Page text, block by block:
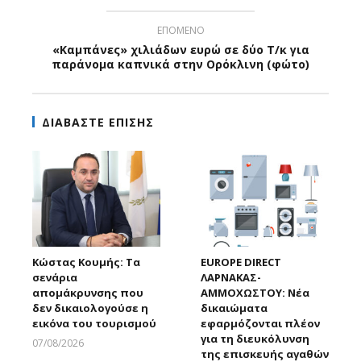
ΕΠΟΜΕΝΟ
«Καμπάνες» χιλιάδων ευρώ σε δύο Τ/κ για
παράνομα καπνικά στην Ορόκλινη (φώτο)
ΔΙΑΒΑΣΤΕ ΕΠΙΣΗΣ
Κώστας Κουμής: Τα
σενάρια
απομάκρυνσης που
δεν δικαιολογούσε η
εικόνα του τουρισμού
07/08/2026
EUROPE DIRECT
ΛΑΡΝΑΚΑΣ-
ΑΜΜΟΧΩΣΤΟΥ: Νέα
δικαιώματα
εφαρμόζονται πλέον
για τη διευκόλυνση
της επισκευής αγαθών